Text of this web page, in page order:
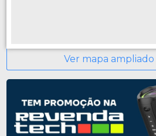
Ver mapa ampliado